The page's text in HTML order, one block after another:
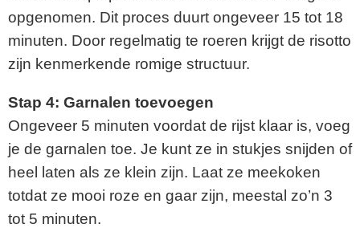
opgenomen. Dit proces duurt ongeveer 15 tot 18
minuten. Door regelmatig te roeren krijgt de risotto
zijn kenmerkende romige structuur.
Stap 4: Garnalen toevoegen
Ongeveer 5 minuten voordat de rijst klaar is, voeg
je de garnalen toe. Je kunt ze in stukjes snijden of
heel laten als ze klein zijn. Laat ze meekoken
totdat ze mooi roze en gaar zijn, meestal zo’n 3
tot 5 minuten.